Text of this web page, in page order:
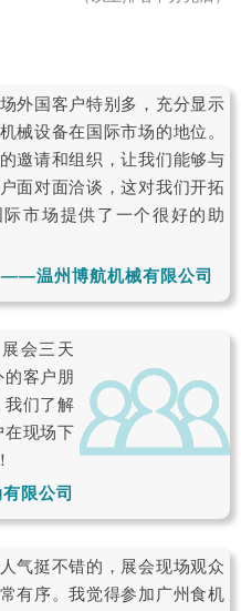
外国客户特别多，充分显示
械设备在国际市场的地位。
邀请和组织，让我们能够与
面对面洽谈，这对我们开拓
市场提供了一个很好的助
——温州博航机械有限公司
会三天
客户朋
我们了解
在现场下
限公司
气挺不错的，展会现场观众
有序。我觉得参加广州食机